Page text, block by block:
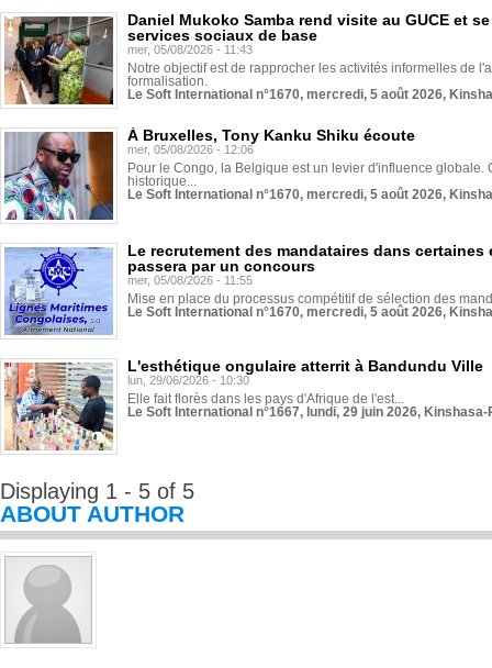
Daniel Mukoko Samba rend visite au GUCE et
services sociaux de base
mer, 05/08/2026 - 11:43
Notre objectif est de rapprocher les activités informelles de
formalisation.
Le Soft International n°1670, mercredi, 5 août 2026,
À Bruxelles, Tony Kanku Shiku écoute
mer, 05/08/2026 - 12:06
Pour le Congo, la Belgique est un levier d'influence globale.
historique...
Le Soft International n°1670, mercredi, 5 août 2026,
Le recrutement des mandataires dans
passera par un concours
mer, 05/08/2026 - 11:55
Mise en place du processus compétitif de sélection des
Le Soft International n°1670, mercredi, 5 août 2026,
L'esthétique ongulaire atterrit à Bandundu Ville
lun, 29/06/2026 - 10:30
Elle fait florès dans les pays d'Afrique de l'est...
Le Soft International n°1667, lundi, 29 juin 2026,
Displaying 1 - 5 of 5
ABOUT AUTHOR